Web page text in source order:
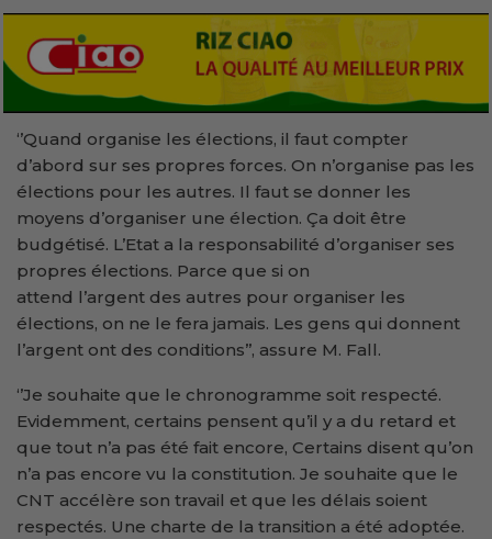
‘’Quand organise les élections, il faut compter
d’abord sur ses propres forces. On n’organise pas les
élections pour les autres. Il faut se donner les
moyens d’organiser une élection. Ça doit être
budgétisé. L’Etat a la responsabilité d’organiser ses
propres élections. Parce que si on
attend l’argent des autres pour organiser les
élections, on ne le fera jamais. Les gens qui donnent
l’argent ont des conditions’’, assure M. Fall.
‘’Je souhaite que le chronogramme soit respecté.
Evidemment, certains pensent qu’il y a du retard et
que tout n’a pas été fait encore, Certains disent qu’on
n’a pas encore vu la constitution. Je souhaite que le
CNT accélère son travail et que les délais soient
respectés. Une charte de la transition a été adoptée.